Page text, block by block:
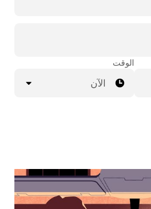
الوقت
الآن